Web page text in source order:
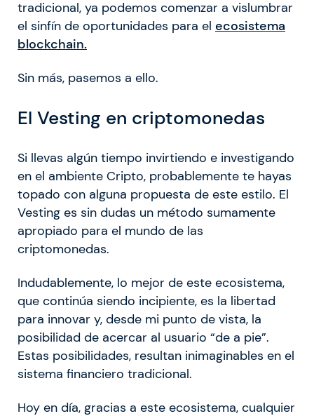
tradicional, ya podemos comenzar a vislumbrar
el sinfín de oportunidades para el ecosistema
blockchain.
Sin más, pasemos a ello.
El Vesting en criptomonedas
Si llevas algún tiempo invirtiendo e investigando
en el ambiente Cripto, probablemente te hayas
topado con alguna propuesta de este estilo. El
Vesting es sin dudas un método sumamente
apropiado para el mundo de las
criptomonedas.
Indudablemente, lo mejor de este ecosistema,
que continúa siendo incipiente, es la libertad
para innovar y, desde mi punto de vista, la
posibilidad de acercar al usuario “de a pie”.
Estas posibilidades, resultan inimaginables en el
sistema financiero tradicional.
Hoy en día, gracias a este ecosistema, cualquier